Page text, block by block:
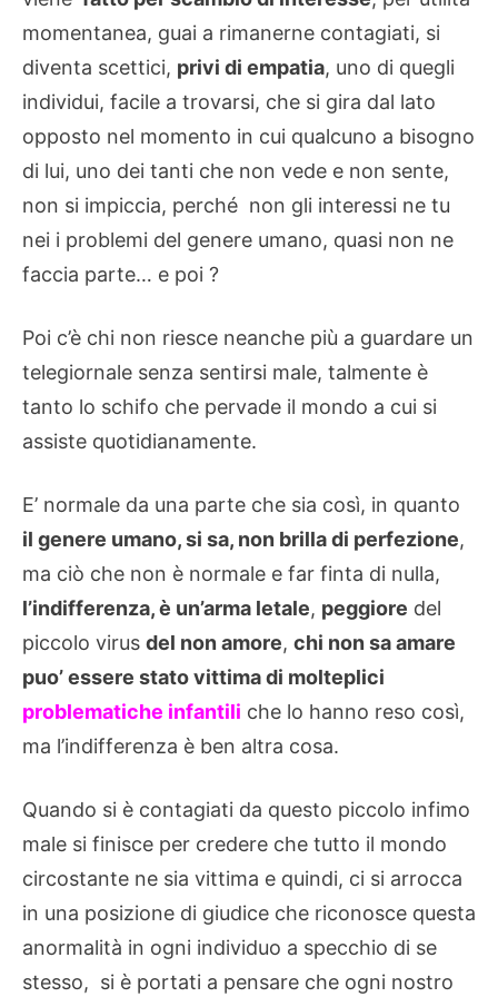
momentanea, guai a rimanerne contagiati, si
diventa scettici, privi di empatia, uno di quegli
individui, facile a trovarsi, che si gira dal lato
opposto nel momento in cui qualcuno a bisogno
di lui, uno dei tanti che non vede e non sente,
non si impiccia, perché non gli interessi ne tu
nei i problemi del genere umano, quasi non ne
faccia parte… e poi ?
Poi c’è chi non riesce neanche più a guardare un
telegiornale senza sentirsi male, talmente è
tanto lo schifo che pervade il mondo a cui si
assiste quotidianamente.
E’ normale da una parte che sia così, in quanto
il genere umano, si sa, non brilla di perfezione,
ma ciò che non è normale e far finta di nulla,
l’indifferenza, è un’arma letale, peggiore del
piccolo virus del non amore, chi non sa amare
puo’ essere stato vittima di molteplici
problematiche infantili che lo hanno reso così,
ma l’indifferenza è ben altra cosa.
Quando si è contagiati da questo piccolo infimo
male si finisce per credere che tutto il mondo
circostante ne sia vittima e quindi, ci si arrocca
in una posizione di giudice che riconosce questa
anormalità in ogni individuo a specchio di se
stesso, si è portati a pensare che ogni nostro